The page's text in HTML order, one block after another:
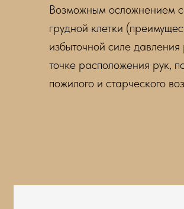
Возможным осложнением
грудной клетки
избыточной силе
точке расположения рук,
пожилого и старческого